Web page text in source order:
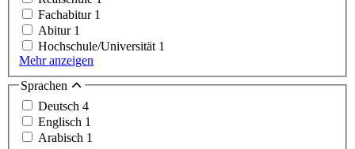
Fachabitur 1
Abitur 1
Hochschule/Universität 1
Mehr anzeigen
Sprachen
Deutsch 4
Englisch 1
Arabisch 1